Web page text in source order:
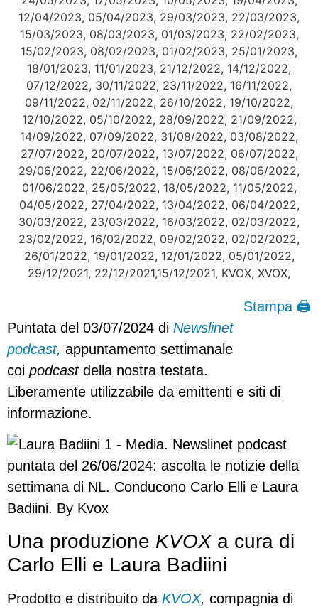
Stampa 🖨
Puntata del 03/07/2024 di Newslinet
podcast, appuntamento settimanale
coi podcastdella nostra testata.
Liberamente utilizzabile da emittenti e siti di
informazione.
Una produzione KVOXa cura di
Carlo Elli e Laura Badiini
Prodotto e distribuito da KVOX, compagnia di